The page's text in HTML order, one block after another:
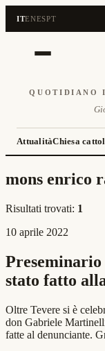
ITENESPT
QUOTIDIANO
AttualitàChiesa
mons enrico
Risultati trovati: 1
10 aprile 2022
Preseminario
stato fatto
Oltre Tevere si è
don Gabriele
fatte al denunciante.